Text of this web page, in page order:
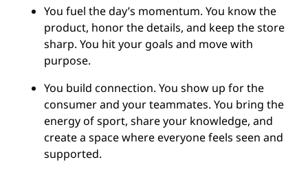
You fuel the day’s momentum. You know the
product, honor the details, and keep the store
sharp. You hit your goals and move with
purpose.
You build connection. You show up for the
consumer and your teammates. You bring the
energy of sport, share your knowledge, and
create a space where everyone feels seen and
supported.